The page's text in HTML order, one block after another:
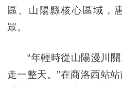
區、山陽縣核心區域，
眾。
“年輕時從山陽漫川關
走一整天。”在商洛西站